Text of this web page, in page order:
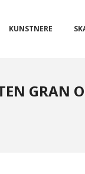
KUNSTNERE
GRAN